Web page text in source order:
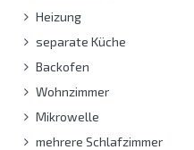
Heizung
separate Küche
Backofen
Wohnzimmer
Mikrowelle
mehrere Schlafzimmer